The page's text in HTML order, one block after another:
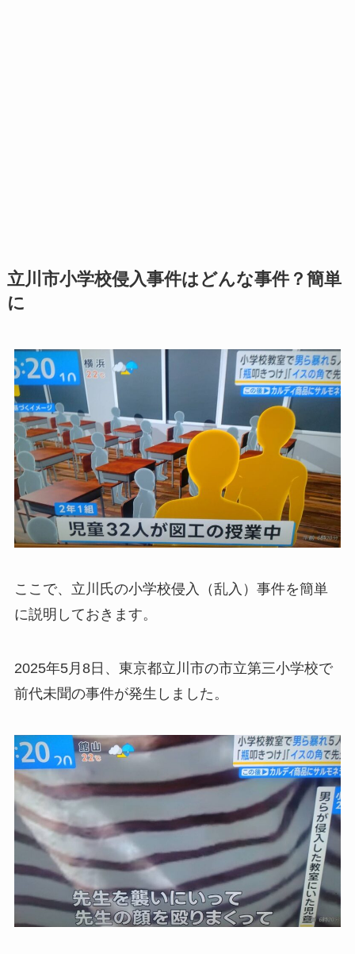
立川市小学校侵入事件はどんな事件？簡単
に
ここで、立川氏の小学校侵入（乱入）事件を簡単
に説明しておきます。
2025年5月8日、東京都立川市の市立第三小学校で
前代未聞の事件が発生しました。